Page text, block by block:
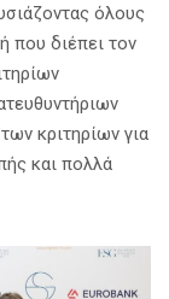
όλους
που διέπει τον
κριτηρίων για
και πολλά